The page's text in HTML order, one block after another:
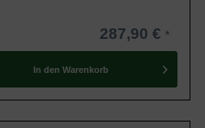
287,90 €
In den Warenkorb